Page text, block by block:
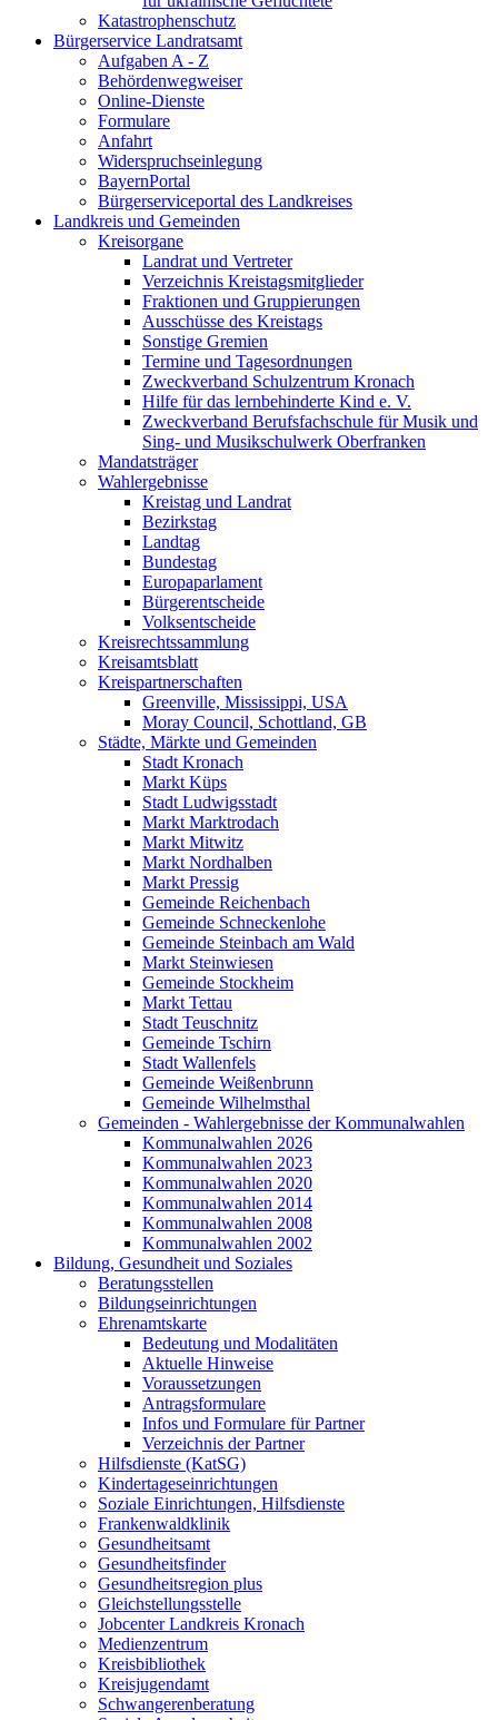
Katastrophenschutz
Bürgerservice Landratsamt
Aufgaben A - Z
Behördenwegweiser
Online-Dienste
Formulare
Anfahrt
Widerspruchseinlegung
BayernPortal
Bürgerserviceportal des Landkreises
Landkreis und Gemeinden
Kreisorgane
Landrat und Vertreter
Verzeichnis Kreistagsmitglieder
Fraktionen und Gruppierungen
Ausschüsse des Kreistags
Sonstige Gremien
Termine und Tagesordnungen
Zweckverband Schulzentrum Kronach
Hilfe für das lernbehinderte Kind e. V.
Zweckverband Berufsfachschule für Musik und
Sing- und Musikschulwerk Oberfranken
Mandatsträger
Wahlergebnisse
Kreistag und Landrat
Bezirkstag
Landtag
Bundestag
Europaparlament
Bürgerentscheide
Volksentscheide
Kreisrechtssammlung
Kreisamtsblatt
Kreispartnerschaften
Greenville, Mississippi, USA
Moray Council, Schottland, GB
Städte, Märkte und Gemeinden
Stadt Kronach
Markt Küps
Stadt Ludwigsstadt
Markt Marktrodach
Markt Mitwitz
Markt Nordhalben
Markt Pressig
Gemeinde Reichenbach
Gemeinde Schneckenlohe
Gemeinde Steinbach am Wald
Markt Steinwiesen
Gemeinde Stockheim
Markt Tettau
Stadt Teuschnitz
Gemeinde Tschirn
Stadt Wallenfels
Gemeinde Weißenbrunn
Gemeinde Wilhelmsthal
Gemeinden - Wahlergebnisse der Kommunalwahlen
Kommunalwahlen 2026
Kommunalwahlen 2023
Kommunalwahlen 2020
Kommunalwahlen 2014
Kommunalwahlen 2008
Kommunalwahlen 2002
Bildung, Gesundheit und Soziales
Beratungsstellen
Bildungseinrichtungen
Ehrenamtskarte
Bedeutung und Modalitäten
Aktuelle Hinweise
Voraussetzungen
Antragsformulare
Infos und Formulare für Partner
Verzeichnis der Partner
Hilfsdienste (KatSG)
Kindertageseinrichtungen
Soziale Einrichtungen, Hilfsdienste
Frankenwaldklinik
Gesundheitsamt
Gesundheitsfinder
Gesundheitsregion plus
Gleichstellungsstelle
Jobcenter Landkreis Kronach
Medienzentrum
Kreisbibliothek
Kreisjugendamt
Schwangerenberatung